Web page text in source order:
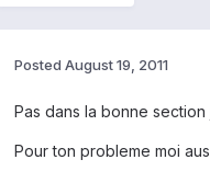
Posted August 19, 2011
Pas dans la bonne
Pour ton probleme moi